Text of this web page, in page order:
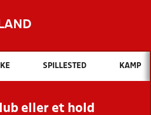
Hvad vil du søge efter?
INDHOLD OG NYHEDER
KLUBBER OG
SPILLESTED KAMP
eller et hold